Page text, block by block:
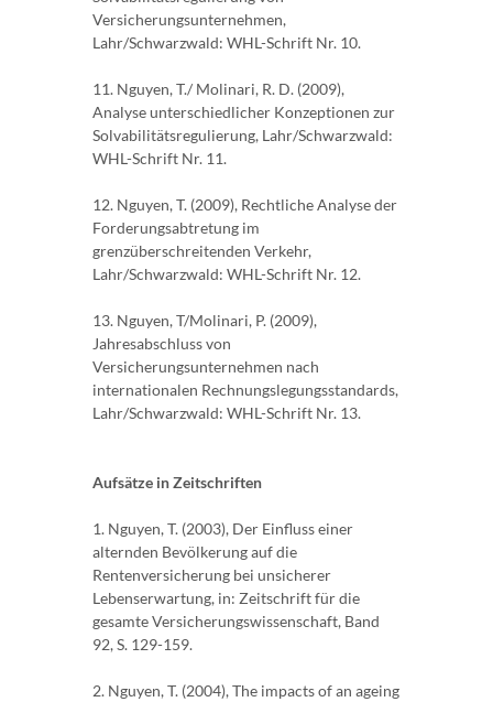
Versicherungsunternehmen,
Lahr/Schwarzwald: WHL-Schrift Nr. 10.
11. Nguyen, T./ Molinari, R. D. (2009),
Analyse unterschiedlicher Konzeptionen zur
Solvabilitätsregulierung, Lahr/Schwarzwald:
WHL-Schrift Nr. 11.
12. Nguyen, T. (2009), Rechtliche Analyse der
Forderungsabtretung im
grenzüberschreitenden Verkehr,
Lahr/Schwarzwald: WHL-Schrift Nr. 12.
13. Nguyen, T/Molinari, P. (2009),
Jahresabschluss von
Versicherungsunternehmen nach
internationalen Rechnungslegungsstandards,
Lahr/Schwarzwald: WHL-Schrift Nr. 13.
Aufsätze in Zeitschriften
1. Nguyen, T. (2003), Der Einfluss einer
alternden Bevölkerung auf die
Rentenversicherung bei unsicherer
Lebenserwartung, in: Zeitschrift für die
gesamte Versicherungswissenschaft, Band
92, S. 129-159.
2. Nguyen, T. (2004), The impacts of an ageing